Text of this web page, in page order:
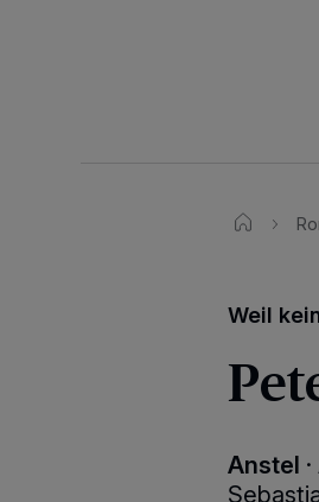
Weil
Anstel ·